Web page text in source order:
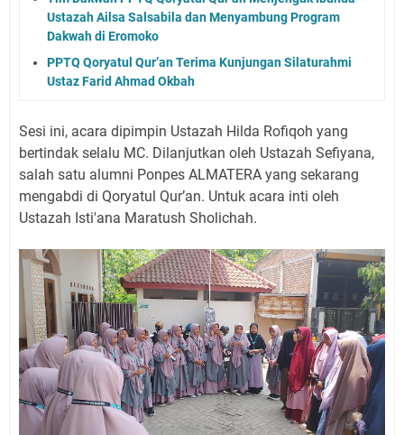
Ustazah Ailsa Salsabila dan Menyambung Program
Dakwah di Eromoko
PPTQ Qoryatul Qur’an Terima Kunjungan Silaturahmi
Ustaz Farid Ahmad Okbah
Sesi ini, acara dipimpin Ustazah Hilda Rofiqoh yang
bertindak selalu MC. Dilanjutkan oleh Ustazah Sefiyana,
salah satu alumni Ponpes ALMATERA yang sekarang
mengabdi di Qoryatul Qur’an. Untuk acara inti oleh
Ustazah Isti'ana Maratush Sholichah.